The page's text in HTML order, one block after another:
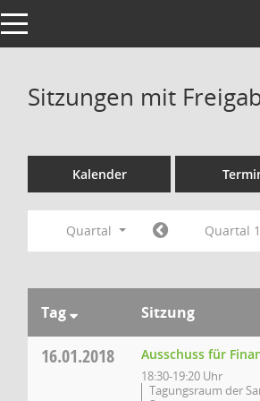
Toggle navigation
Sitzungen mit
Kalender
Quartal Quartal 1
Tag Sitzung
16.01.2018 Ausschuss für
18:30-19:20 Uhr
Tagungsraum der